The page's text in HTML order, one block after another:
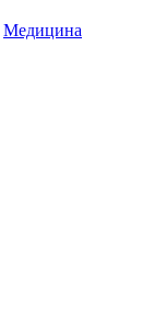
Медицина